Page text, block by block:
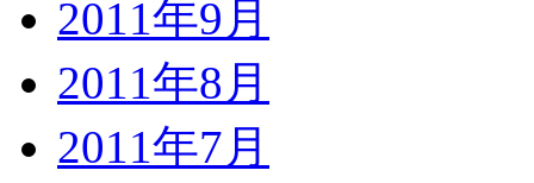
2011年9月
2011年8月
2011年7月